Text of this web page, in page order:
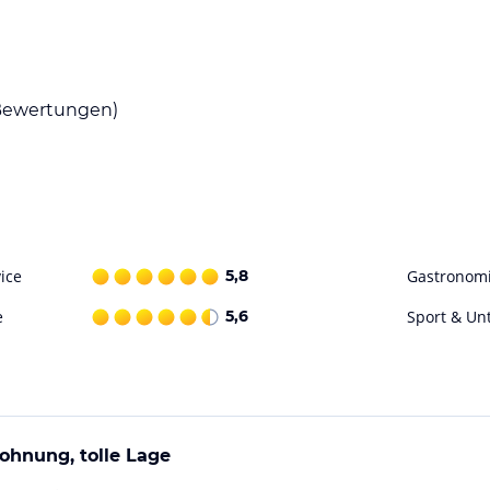
Alle Angaben ohne
5,8
5,6 Sport &
tolle Lage